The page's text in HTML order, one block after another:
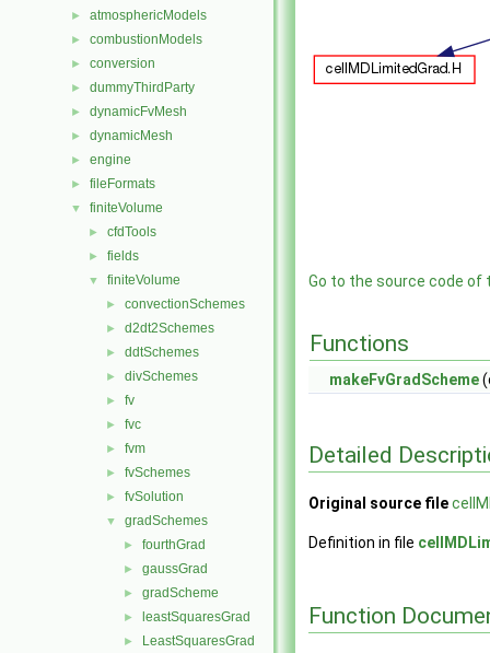
► atmosphericModels
► combustionModels
► conversion
► dummyThirdParty
► dynamicFvMesh
► dynamicMesh
► engine
► fileFormats
▼ finiteVolume
► cfdTools
► fields
▼ finiteVolume
► convectionSchemes
► d2dt2Schemes
► ddtSchemes
► divSchemes
► fv
► fvc
► fvm
► fvSchemes
► fvSolution
▼ gradSchemes
► fourthGrad
► gaussGrad
► gradScheme
► leastSquaresGrad
► LeastSquaresGrad
Go to the source code of
Functions
makeFvGradScheme
Detailed
Original source file
Definition in file
Function